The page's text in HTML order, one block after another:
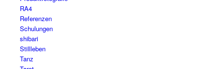
RA4
Referenzen
Schulungen
shibari
Stillleben
Tanz